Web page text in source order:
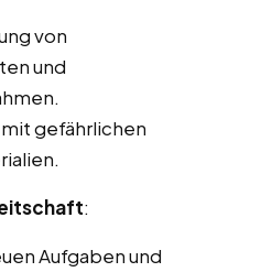
von
und
gefährlichen
:
Aufgaben und